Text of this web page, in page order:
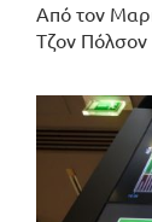
Από τον
Τζον Πόλσον